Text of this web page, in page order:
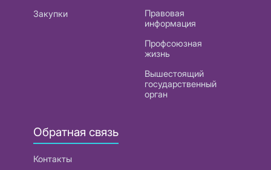
Закупки
Правовая
информация
Профсоюзная
жизнь
Вышестоящий
государственный
орган
Обратная связь
Контакты